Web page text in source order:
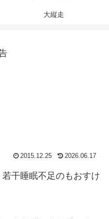
大縦走
2015.12.25 2026.06.17
干睡眠不足のもおすけ